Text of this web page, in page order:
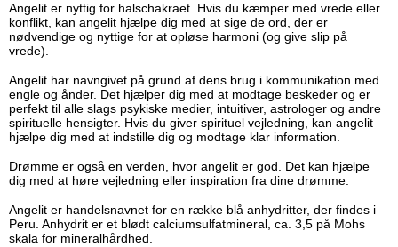
Angelit er nyttig for halschakraet. Hvis du kæmper med vrede eller
konflikt, kan angelit hjælpe dig med at sige de ord, der er
nødvendige og nyttige for at opløse harmoni (og give slip på
vrede).
Angelit har navngivet på grund af dens brug i kommunikation med
engle og ånder. Det hjælper dig med at modtage beskeder og er
perfekt til alle slags psykiske medier, intuitiver, astrologer og andre
spirituelle hensigter. Hvis du giver spirituel vejledning, kan angelit
hjælpe dig med at indstille dig og modtage klar information.
Drømme er også en verden, hvor angelit er god. Det kan hjælpe
dig med at høre vejledning eller inspiration fra dine drømme.
Angelit er handelsnavnet for en række blå anhydritter, der findes i
Peru. Anhydrit er et blødt calciumsulfatmineral, ca. 3,5 på Mohs
skala for mineralhårdhed.